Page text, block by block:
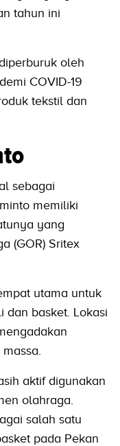
tahun ini
oleh
COVID-19
tekstil dan
sebagai
memiliki
yang
(GOR) Sritex
utama untuk
basket. Lokasi
aktif digunakan
olahraga.
salah satu
pada Pekan